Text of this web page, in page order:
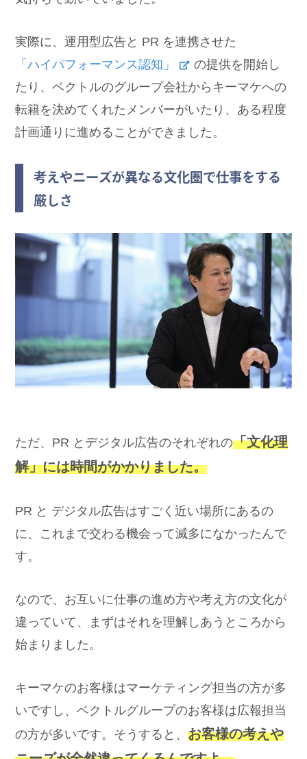
実際に、運用型広告と PR を連携させた
「ハイパフォーマンス認知」
の提供を開始し
たり、ベクトルのグループ会社からキーマケへの
転籍を決めてくれたメンバーがいたり、ある程度
計画通りに進めることができました。
考えやニーズが異なる文化圏で仕事をする
厳しさ
ただ、PR とデジタル広告のそれぞれの「文化理
解」には時間がかかりました。
PR と デジタル広告はすごく近い場所にあるの
に、これまで交わる機会って滅多になかったんで
す。
なので、お互いに仕事の進め方や考え方の文化が
違っていて、まずはそれを理解しあうところから
始まりました。
キーマケのお客様はマーケティング担当の方が多
いですし、ベクトルグループのお客様は広報担当
の方が多いです。そうすると、お客様の考えや